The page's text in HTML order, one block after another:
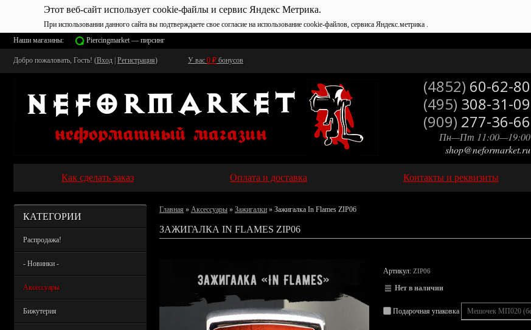
Этот веб-сайт использует cookie-файлы и сервис Яндекс Метрика.
При использовании данного сайта вы подтверждаете свое согласие на использование cookie-файлов, сервиса Яндекс.метрика .
Наши магазины: Piercingmarket — пирсинг
Добро пожаловать, Гость! (Вход Регистрация) У вас 0 ₽ бонусов
(4852) 60-62-80
(495) 308-31-09
(909) 277-36-66
Пн—Пт 11:00—19:00
shop@neformarket.ru
Как сделать заказ Оплата и доставка Контакты и реквизиты
КАТЕГОРИИ
Распродажа!
- Новинки -
Аксессуары
Бижутерия
Главная » Аксессуары » Зажигалки » Зажигалка In Flames ZIP06
ЗАЖИГАЛКА IN FLAMES ZIP06
Артикул: ZIP06
Нет в наличии
Подарочная упаковка